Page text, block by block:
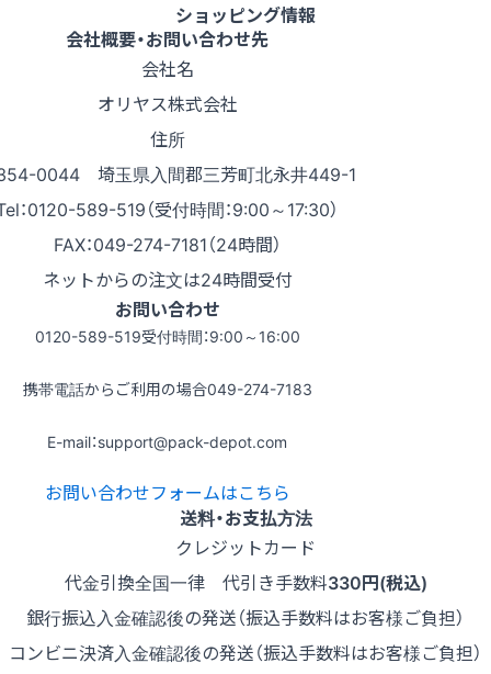
ショッピング情報
会社概要・お問い合わせ先
会社名
オリヤス株式会社
住所
0044 埼玉県入間郡三芳町北永井449-1
：0120-589-519（受付時間：9:00～17:30）
FAX：049-274-7181（24時間）
ネットからの注文は24時間受付
お問い合わせ
0120-589-519受付時間：9:00～16:00
携帯電話からご利用の場合049-274-7183
E-mail：support@pack-depot.com
お問い合わせフォームはこちら
送料・お支払方法
クレジットカード
代金引換全国一律 代引き手数料330円(税込)
銀行振込入金確認後の発送（振込手数料はお客様ご負担）
コンビニ決済入金確認後の発送（振込手数料はお客様ご負担）